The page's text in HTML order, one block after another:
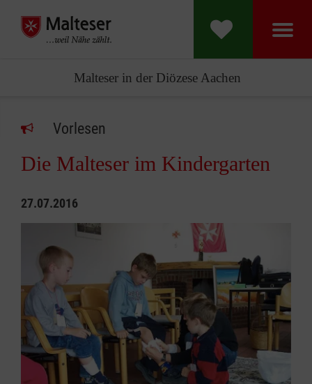
Malteser in der Diözese Aachen
Vorlesen
Die Malteser im Kindergarten
27.07.2016